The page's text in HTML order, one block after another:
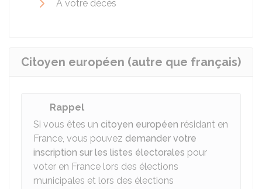
À votre décès
Citoyen européen (autre que français)
Rappel
Si vous êtes un citoyen européen résidant en
France, vous pouvez demander votre
inscription sur les listes électorales pour
voter en France lors des élections
municipales et lors des élections